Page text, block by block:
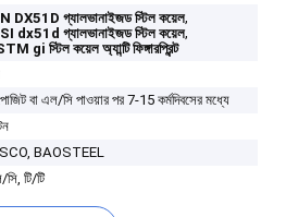
DX51D গ্যালভানাইজড স্টিল কয়েল,
dx51d গ্যালভানাইজড স্টিল কয়েল,
gi স্টিল কয়েল অ্যান্টি ফিঙ্গারপ্রিন্ট
বা এল/সি পাওয়ার পর 7-15 কর্মদিবসের মধ্যে
BAOSTEEL
টি/টি